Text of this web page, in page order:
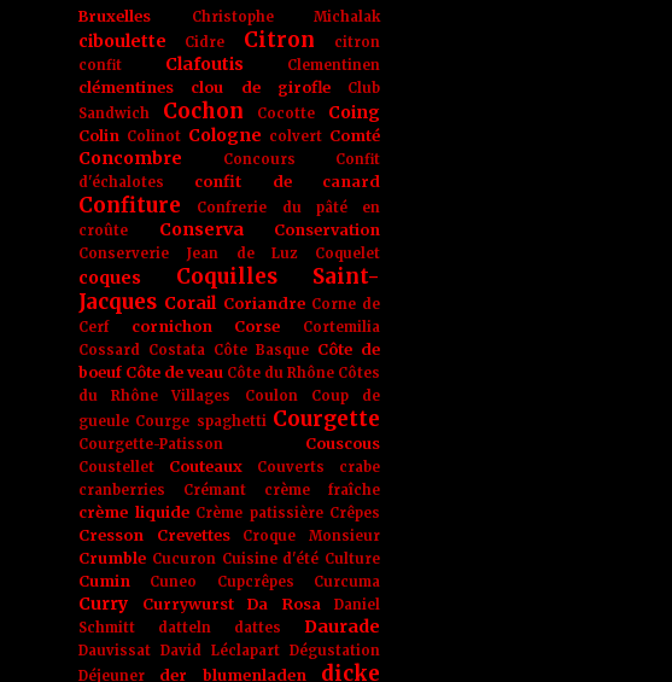
Bruxelles
Christophe Michalak
ciboulette Cidre Citron
citron
confit
Clafoutis Clementinen
clémentines clou de girofle
Club
Sandwich
Cochon Cocotte Coing
Colin Colinot Cologne colvert Comté
Concombre Concours
Confit
d'échalotes
confit de canard
Confiture
Confrerie du pâté en
croûte
Conserva Conservation
Conserverie Jean de Luz Coquelet
coques
Coquilles Saint-
Jacques Corail Coriandre Corne de
Cerf
cornichon Corse
Cortemilia
Cossard Costata Côte Basque Côte de
boeuf Côte de veau Côte du Rhône Côtes
du Rhône Villages
Coulon
Coup de
gueule Courge spaghetti Courgette
Courgette-Patisson Couscous
Coustellet Couteaux Couverts
crabe
cranberries
Crémant crème fraîche
crème liquide Crème patissière Crêpes
Cresson Crevettes Croque Monsieur
Crumble Cucuron Cuisine d'été Culture
Cumin Cuneo Cupcrêpes Curcuma
Curry Currywurst Da Rosa
Daniel
Schmitt
datteln dattes Daurade
Dauvissat David Léclapart Dégustation
Déjeuner
der blumenladen dicke